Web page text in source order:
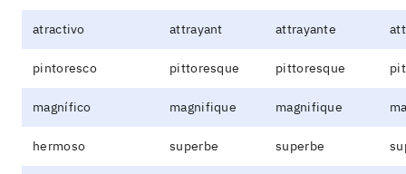
atractivo attrayant attrayante
pintoresco pittoresque pittoresque
magnífico magnifique magnifique
hermoso superbe superbe